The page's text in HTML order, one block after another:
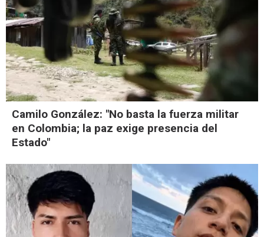
Camilo González: "No basta la fuerza militar
en Colombia; la paz exige presencia del
Estado"